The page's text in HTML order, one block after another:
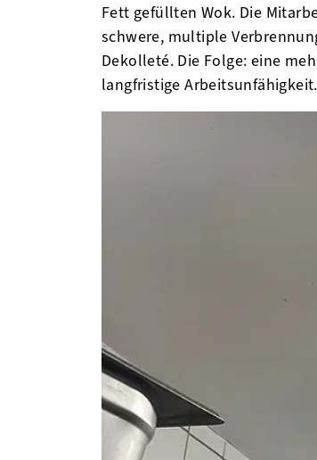
Fett gefüllten Wok. Die
schwere, multiple
Dekolleté. Die Folge: eine
langfristige Arbeitsunfähigkeit.